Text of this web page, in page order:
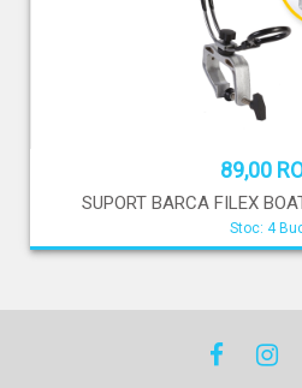
89,00
SUPORT BARCA FILEX
Stoc: 4